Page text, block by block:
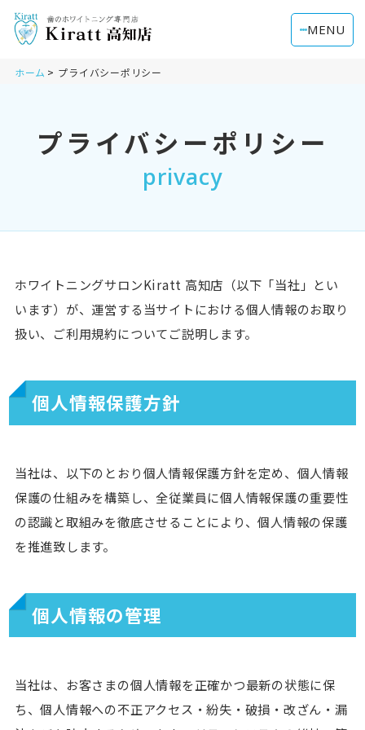
MENU
ホーム プライバシーポリシー
プライバシーポリシー
privacy
ホワイトニングサロンKiratt 高知店（以下「当社」とい
います）が、運営する当サイトにおける個人情報のお取り
扱い、ご利用規約についてご説明します。
個人情報保護方針
当社は、以下のとおり個人情報保護方針を定め、個人情報
保護の仕組みを構築し、全従業員に個人情報保護の重要性
の認識と取組みを徹底させることにより、個人情報の保護
を推進致します。
個人情報の管理
当社は、お客さまの個人情報を正確かつ最新の状態に保
ち、個人情報への不正アクセス・紛失・破損・改ざん・漏